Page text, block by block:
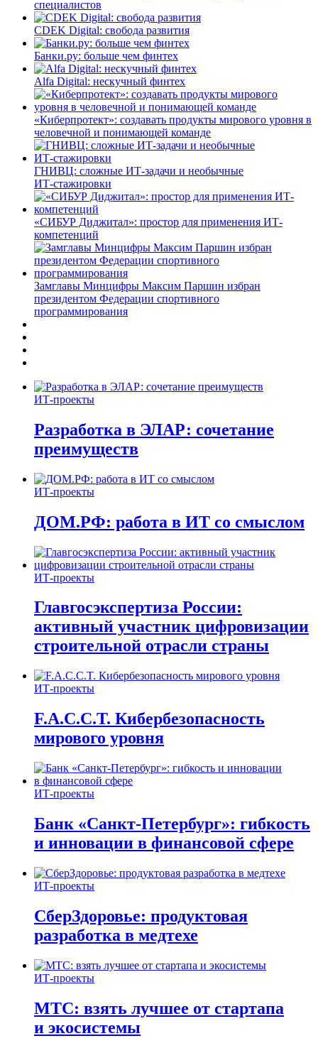
специалистов
CDEK Digital: свобода развития
Банки.ру: больше чем финтех
Alfa Digital: нескучный финтех
«Киберпротект»: создавать продукты мирового уровня в
человечной и понимающей команде
ГНИВЦ: сложные ИТ‑задачи и необычные
ИТ‑стажировки
«СИБУР Диджитал»: простор для применения ИТ-
компетенций
Замглавы Минцифры Максим Паршин избран
президентом Федерации спортивного
программирования
ИТ-проекты
Разработка в ЭЛАР: сочетание
преимуществ
ИТ-проекты
ДОМ.РФ: работа в ИТ со смыслом
ИТ-проекты
Главгосэкспертиза России:
активный участник цифровизации
строительной отрасли страны
ИТ-проекты
F.A.C.C.T. Кибербезопасность
мирового уровня
ИТ-проекты
Банк «Санкт-Петербург»: гибкость
и инновации в финансовой сфере
ИТ-проекты
СберЗдоровье: продуктовая
разработка в медтехе
ИТ-проекты
МТС: взять лучшее от стартапа
и экосистемы